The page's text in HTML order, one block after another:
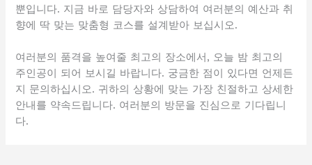
뿐입니다. 지금 바로 담당자와 상담하여 여러분의 예산과 취
향에 딱 맞는 맞춤형 코스를 설계받아 보십시오.
여러분의 품격을 높여줄 최고의 장소에서, 오늘 밤 최고의
주인공이 되어 보시길 바랍니다. 궁금한 점이 있다면 언제든
지 문의하십시오. 귀하의 상황에 맞는 가장 친절하고 상세한
안내를 약속드립니다. 여러분의 방문을 진심으로 기다립니
다.